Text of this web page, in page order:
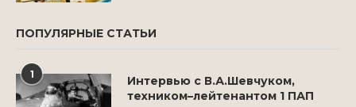
ПОПУЛЯРНЫЕ СТАТЬИ
1
Интервью с В.А.Шевчуком,
техником–лейтенантом 1 ПАП